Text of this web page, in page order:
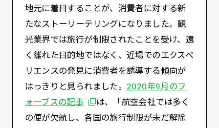
地元に着目することが、消費者に対する新
たなストーリーテリングになりました。観
光業界では旅行が制限されたことを受け、遠
く離れた目的地ではなく、近場でのエクスペ
リエンスの発見に消費者を誘導する傾向が
はっきりと見られました。 2020年9月のフ
ォーブスの記事別ウィンドウで開く
は、「航空会社では多く
の便が欠航し、各国の旅行制限が未だ解除